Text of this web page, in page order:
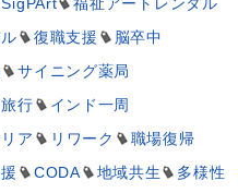
SigPArt
福祉アートレンタル
復職支援
脳卒中
サイニング薬局
行
インド一周
ア リワーク
職場復帰
CODA 地域共生
多様性